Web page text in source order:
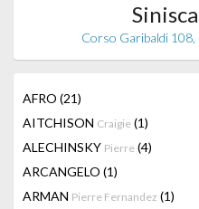
Corso Garibaldi
AFRO (21)
AITCHISON Craigie (1)
ALECHINSKY Pierre (4)
ARCANGELO (1)
ARMAN Pierre Fernandez (1)